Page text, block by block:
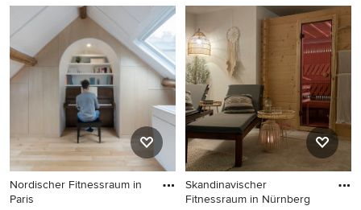
Mittelgroßer Skandinavischer
Yogaraum mit weißer
Wandfarbe und braunem
Boden in Sonstige
Multifunktionaler, Kleiner
Skandinavischer Fitnessraum
mit weißer Wandfarbe und
beigem Boden in Bordeaux
Nordischer Fitnessraum in
Paris
Skandinavischer
Fitnessraum in Nürnberg